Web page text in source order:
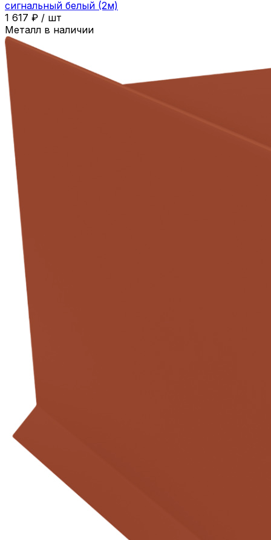
сигнальный белый (2м)
1 617 ₽ / шт
Металл в наличии